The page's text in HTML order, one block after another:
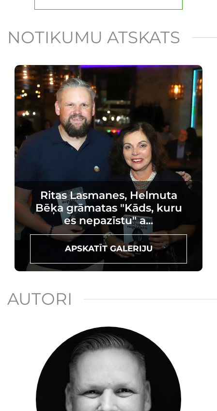
NOTIKUMU ATSKATS
Ritas Lasmanes, Helmuta
Bēķa grāmatas "Kāds, kuru
es nepazīstu" a...
APSKATĪT GALERIJU
AUTORI